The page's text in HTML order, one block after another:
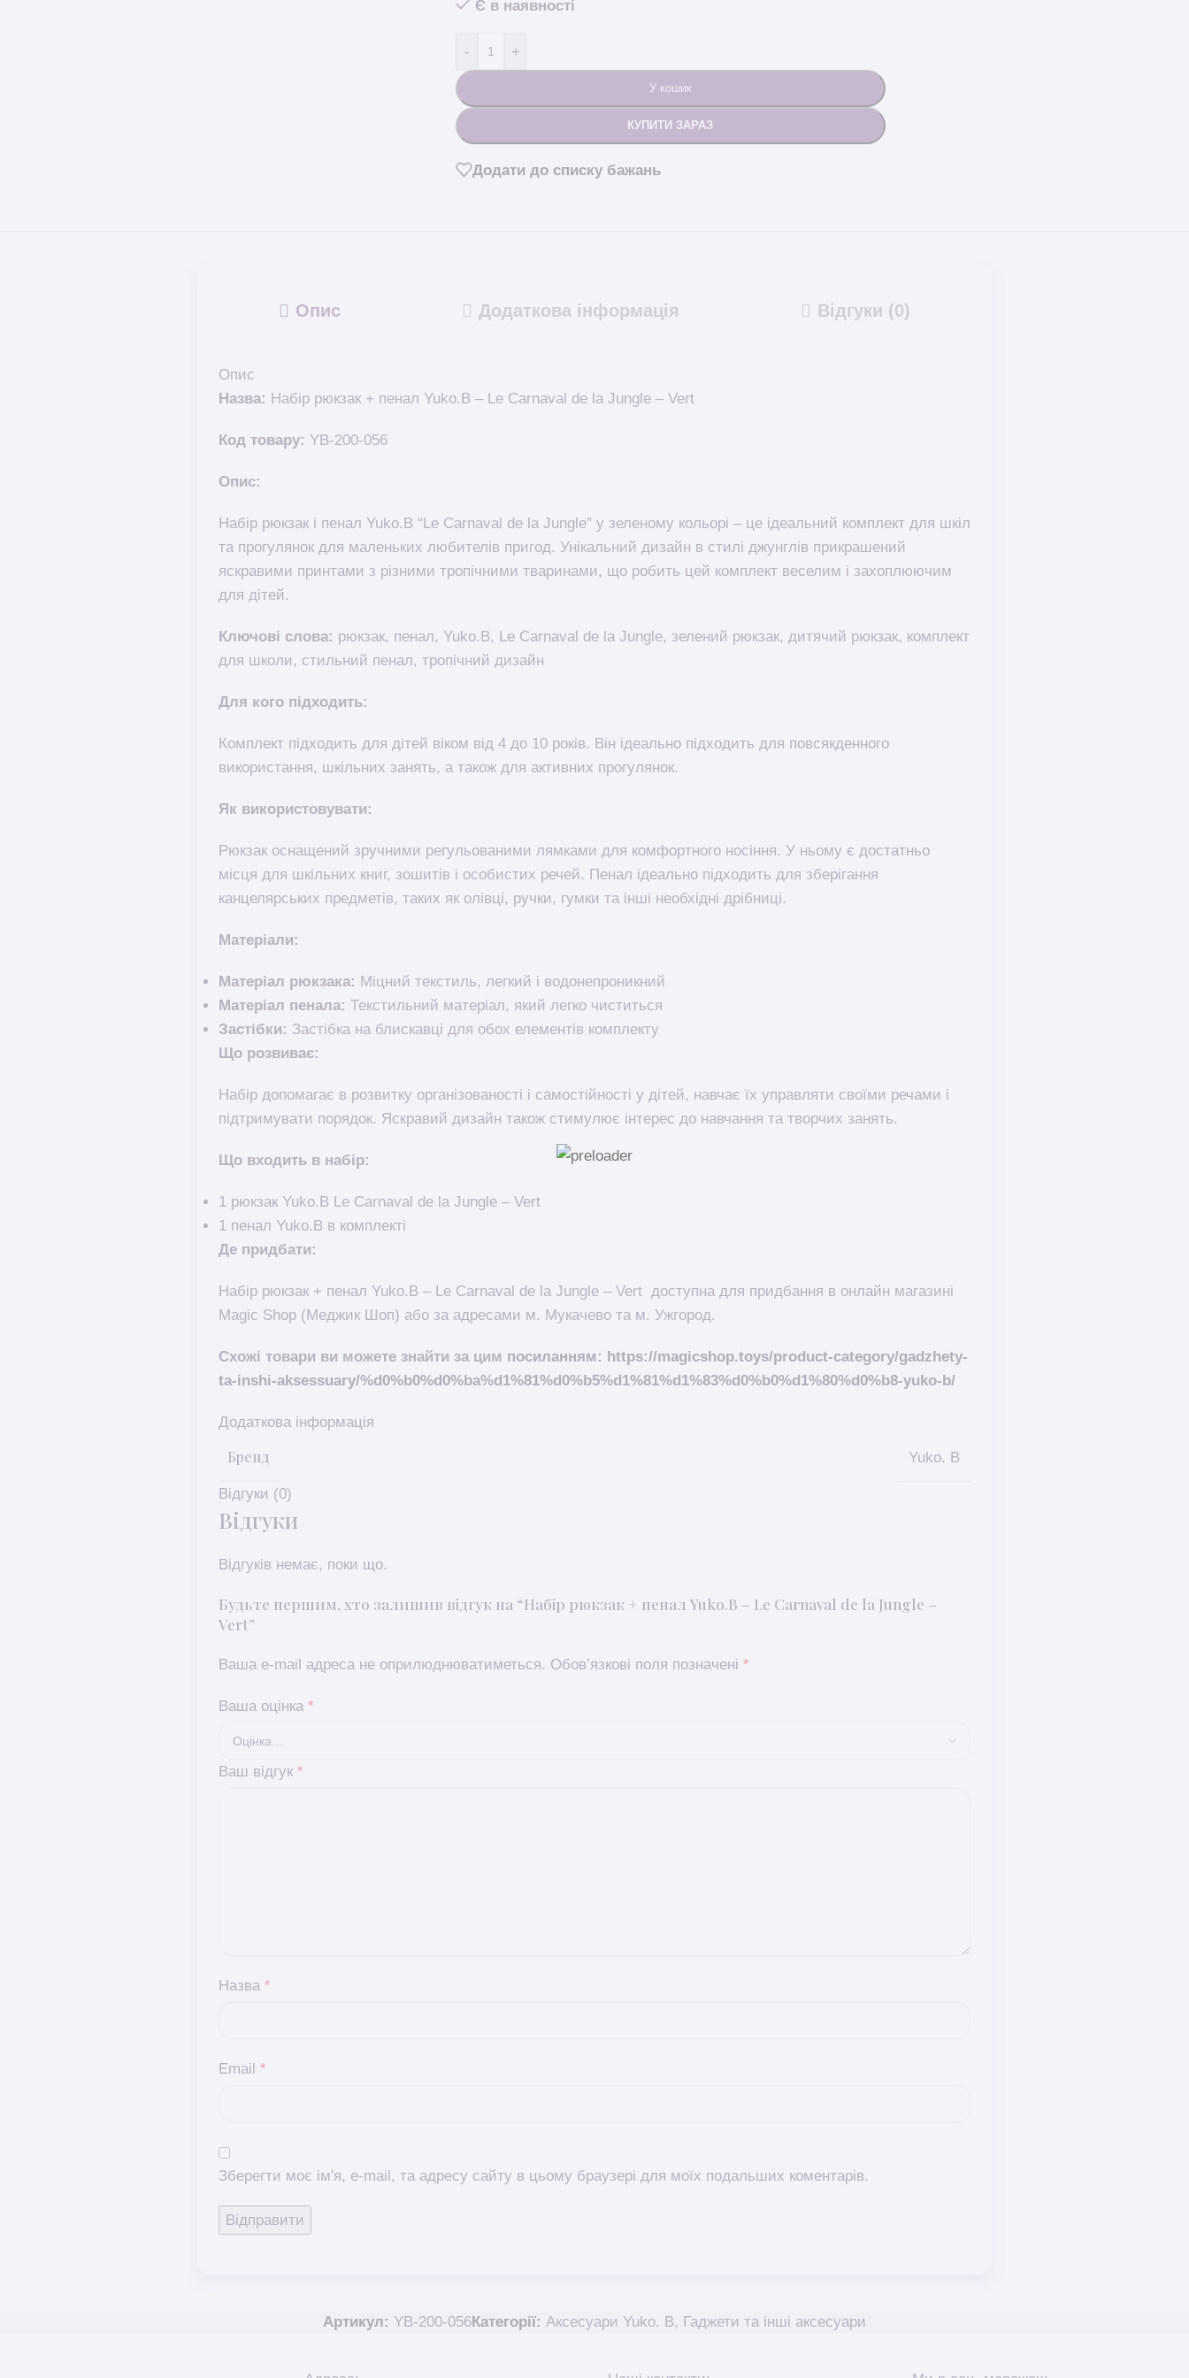
Є в наявності
- +
У кошик
КУПИТИ ЗАРАЗ
Додати до списку бажань
Опис Додаткова інформація Відгуки (0)
Опис
Назва: Набір рюкзак + пенал Yuko.B – Le Carnaval de la Jungle – Vert
Код товару: YB-200-056
Опис:
Набір рюкзак і пенал Yuko.B “Le Carnaval de la Jungle” у зеленому кольорі – це ідеальний комплект для шкіл
та прогулянок для маленьких любителів пригод. Унікальний дизайн в стилі джунглів прикрашений
яскравими принтами з різними тропічними тваринами, що робить цей комплект веселим і захоплюючим
для дітей.
Ключові слова: рюкзак, пенал, Yuko.B, Le Carnaval de la Jungle, зелений рюкзак, дитячий рюкзак, комплект
для школи, стильний пенал, тропічний дизайн
Для кого підходить:
Комплект підходить для дітей віком від 4 до 10 років. Він ідеально підходить для повсякденного
використання, шкільних занять, а також для активних прогулянок.
Як використовувати:
Рюкзак оснащений зручними регульованими лямками для комфортного носіння. У ньому є достатньо
місця для шкільних книг, зошитів і особистих речей. Пенал ідеально підходить для зберігання
канцелярських предметів, таких як олівці, ручки, гумки та інші необхідні дрібниці.
Матеріали:
Матеріал рюкзака: Міцний текстиль, легкий і водонепроникний
Матеріал пенала: Текстильний матеріал, який легко чиститься
Застібки: Застібка на блискавці для обох елементів комплекту
Що розвиває:
Набір допомагає в розвитку організованості і самостійності у дітей, навчає їх управляти своїми речами і
підтримувати порядок. Яскравий дизайн також стимулює інтерес до навчання та творчих занять.
Що входить в набір:
1 рюкзак Yuko.B Le Carnaval de la Jungle – Vert
1 пенал Yuko.B в комплекті
Де придбати:
Набір рюкзак + пенал Yuko.B – Le Carnaval de la Jungle – Vert доступна для придбання в онлайн магазині
Magic Shop (Меджик Шоп) або за адресами м. Мукачево та м. Ужгород.
Схожі товари ви можете знайти за цим посиланням: https://magicshop.toys/product-category/gadzhety-
ta-inshi-aksessuary/%d0%b0%d0%ba%d1%81%d0%b5%d1%81%d1%83%d0%b0%d1%80%d0%b8-yuko-b/
Додаткова інформація
Бренд Yuko. B
Відгуки (0)
Відгуки
Відгуків немає, поки що.
Будьте першим, хто залишив відгук на “Набір рюкзак + пенал Yuko.B – Le Carnaval de la Jungle –
Vert”
Ваша e-mail адреса не оприлюднюватиметься. Обов’язкові поля позначені *
Ваша оцінка *
Ваш відгук *
Назва *
Email *
Зберегти моє ім'я, e-mail, та адресу сайту в цьому браузері для моїх подальших коментарів.
Артикул: YB-200-056Категорії: Аксесуари Yuko. B, Гаджети та інші аксесуари